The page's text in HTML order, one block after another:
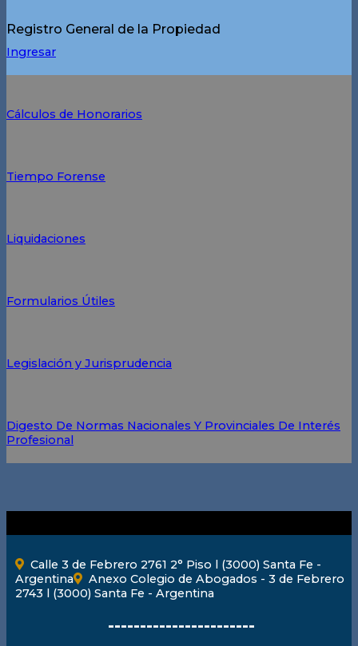
Registro General de la Propiedad
Ingresar
Cálculos de Honorarios
Tiempo Forense
Liquidaciones
Formularios Útiles
Legislación y Jurisprudencia
Digesto De Normas Nacionales Y Provinciales De Interés
Profesional
Calle 3 de Febrero 2761 2° Piso l (3000) Santa Fe -
Argentina
Anexo Colegio de Abogados - 3 de Febrero
2743 l (3000) Santa Fe - Argentina
-----------------------